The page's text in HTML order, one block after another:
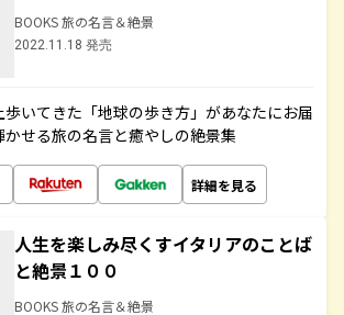
BOOKS 旅の名言＆絶景
2022.11.18 発売
いてきた「地球の歩き方」があなたにお届
かせる旅の名言と癒やしの絶景集
詳細を見る
人生を楽しみ尽くすイタリアのことば
と絶景１００
BOOKS 旅の名言＆絶景